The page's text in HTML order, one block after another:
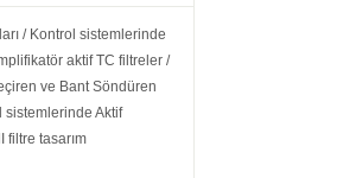
/ Kontrol sistemlerinde
aktif TC filtreler /
ve Bant Söndüren
sistemlerinde Aktif
filtre tasarım